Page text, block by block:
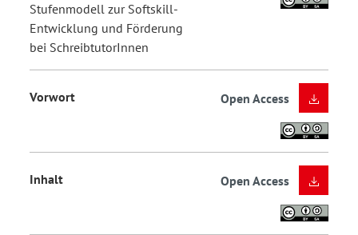
Stufenmodell zur Softskill-
Entwicklung und Förderung
bei SchreibtutorInnen
Vorwort Open Access
Inhalt Open Access